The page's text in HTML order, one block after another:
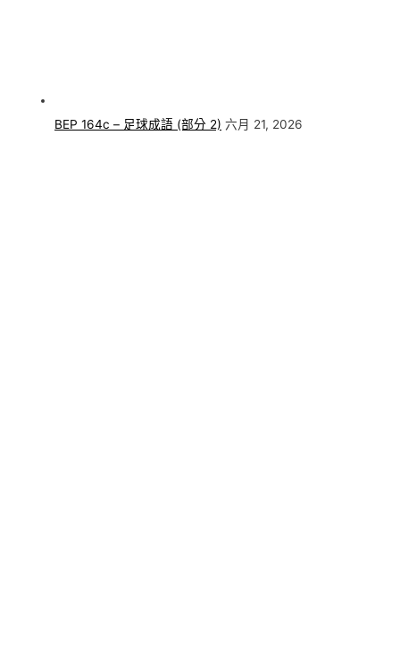
BEP 164c – 足球成語 (部分 2) 六月 21, 2026